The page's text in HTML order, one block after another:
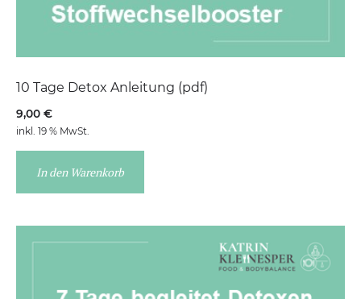
10 Tage Detox Anleitung (pdf)
9,00 €
inkl. 19 % MwSt.
In den Warenkorb